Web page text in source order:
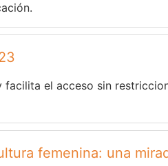
el acceso sin
femenina: una